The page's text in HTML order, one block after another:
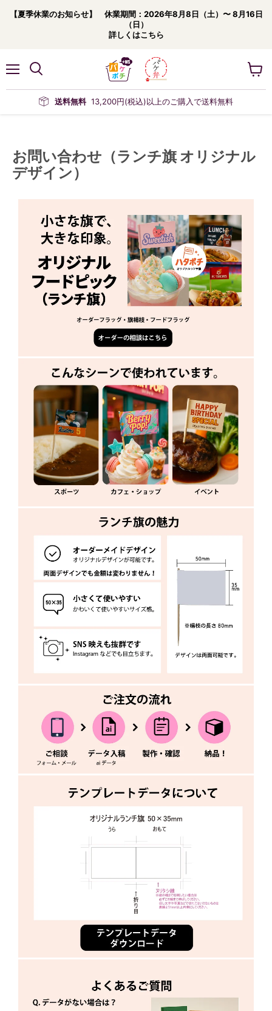
【夏季休業のお知らせ】 休業期間：2026年8月8日（土）〜 8月16日
（日）
詳しくはこちら
ニ
送料無料 13,200円(税込)以上のご購入で送料無料
ー
お問い合わせ（ランチ旗 オリジナル
デザイン）